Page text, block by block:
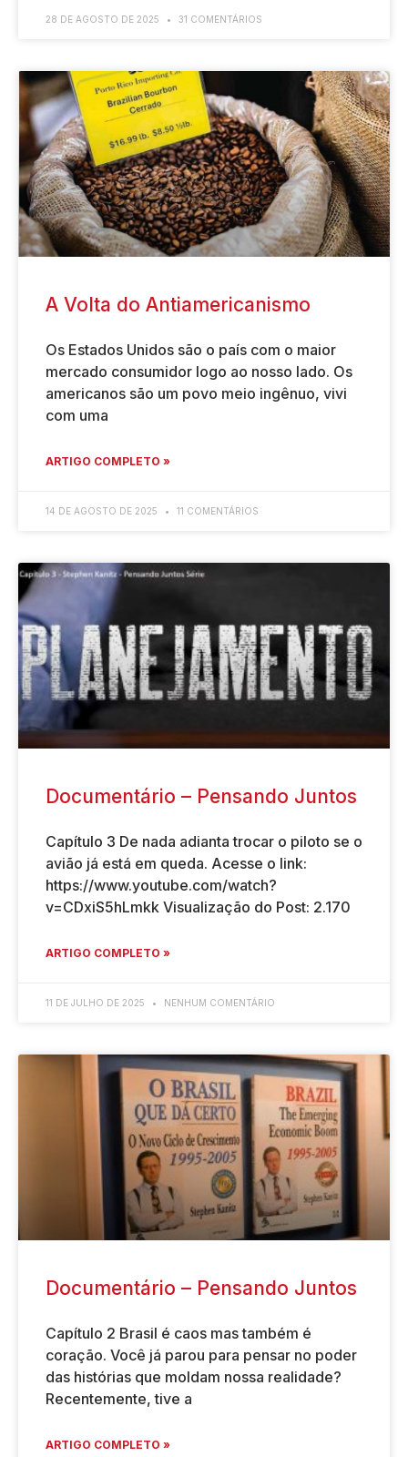
28 DE AGOSTO DE 2025 31 COMENTÁRIOS
A Volta do Antiamericanismo
Os Estados Unidos são o país com o maior
mercado consumidor logo ao nosso lado. Os
americanos são um povo meio ingênuo, vivi
com uma
ARTIGO COMPLETO »
14 DE AGOSTO DE 2025 11 COMENTÁRIOS
Documentário – Pensando Juntos
Capítulo 3 De nada adianta trocar o piloto se o
avião já está em queda. Acesse o link:
https://www.youtube.com/watch?
v=CDxiS5hLmkk Visualização do Post: 2.170
ARTIGO COMPLETO »
11 DE JULHO DE 2025 NENHUM COMENTÁRIO
Documentário – Pensando Juntos
Capítulo 2 Brasil é caos mas também é
coração. Você já parou para pensar no poder
das histórias que moldam nossa realidade?
Recentemente, tive a
ARTIGO COMPLETO »